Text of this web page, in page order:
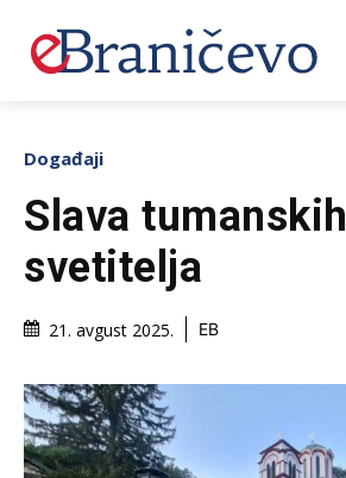
Događaji
Slava tumanskih
svetitelja
21. avgust 2025. EB